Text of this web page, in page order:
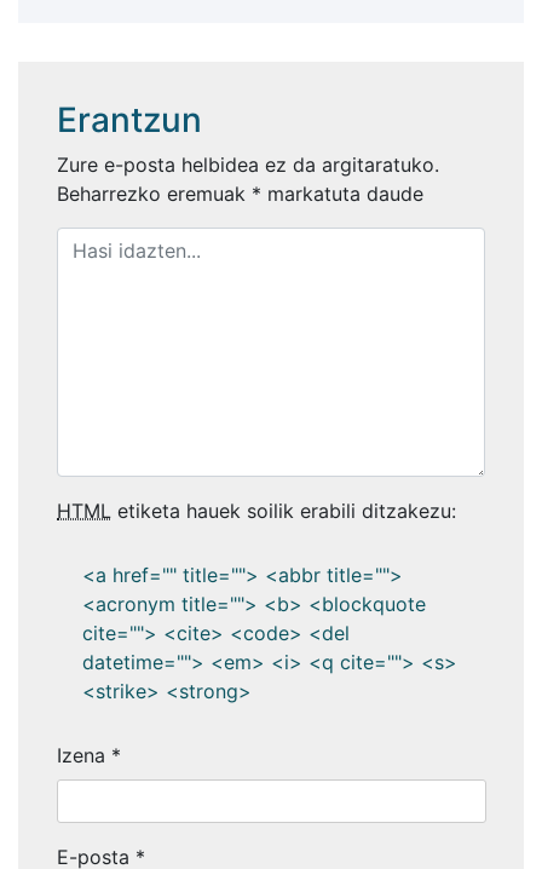
Erantzun
Zure e-posta helbidea ez da argitaratuko.
Beharrezko eremuak * markatuta daude
HTML etiketa hauek soilik erabili ditzakezu:
<a href="" title=""> <abbr title="">
<acronym title=""> <b> <blockquote
cite=""> <cite> <code> <del
datetime=""> <em> <i> <q cite=""> <s>
<strike> <strong>
Izena *
E-posta *